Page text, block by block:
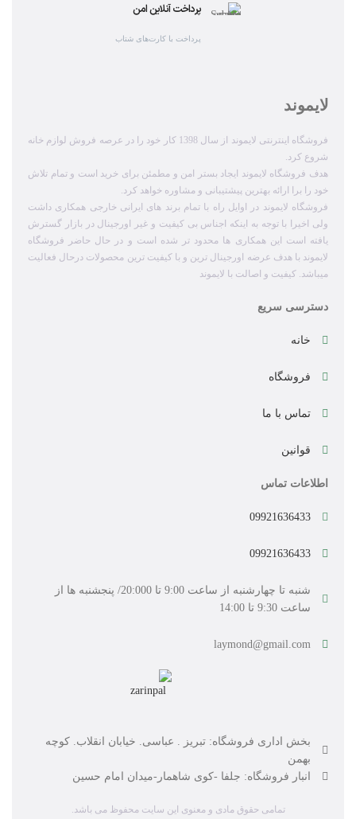
پرداخت آنلاین امن
پرداخت با کارت‌های شتاب
لایموند
فروشگاه اینترنتی لایموند از سال 1398 کار خود را در عرصه فروش لوازم خانه
شروع کرد.
هدف فروشگاه لایموند ایجاد بستر امن و مطمئن برای خرید است و تمام تلاش
خود را برا ارائه بهترین پیشتیبانی و مشاوره خواهد کرد.
فروشگاه لایموند در اوایل راه با تمام برند های ایرانی خارجی همکاری داشت
ولی اخیرا با توجه به اینکه اجناس بی کیفیت و غیر اورجینال در بازار گسترش
یافته است این همکاری ها محدود تر شده است و در حال حاضر فروشگاه
لایموند با هدف عرضه اورجینال ترین و با کیفیت ترین محصولات درحال فعالیت
میباشد. کیفیت و اصالت با لایموند
دسترسی سریع
خانه
فروشگاه
تماس با ما
قوانین
اطلاعات تماس
09921636433
09921636433
شنبه تا چهارشنبه از ساعت 9:00 تا 20:000/ پنجشنبه ها از
ساعت 9:30 تا 14:00
laymond@gmail.com
بخش اداری فروشگاه: تبریز . عباسی. خیابان انقلاب. کوچه
بهمن
انبار فروشگاه: جلفا -کوی شاهمار-میدان امام حسین
تمامی حقوق مادی و معنوی این سایت محفوظ می باشد.